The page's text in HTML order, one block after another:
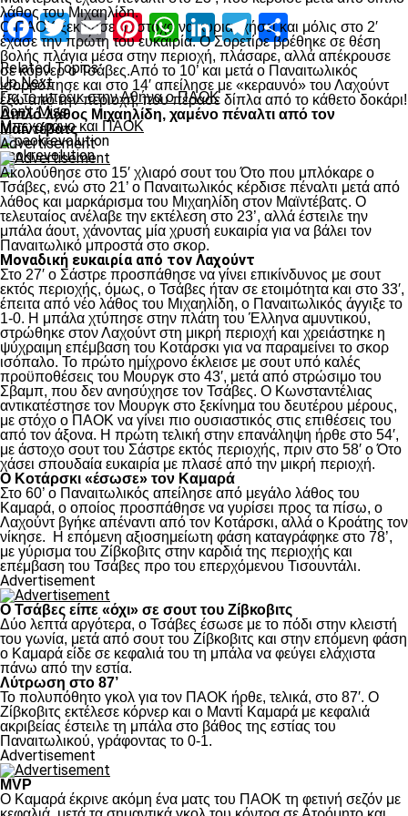
Facebook
Twitter
EmailPinterest
WhatsApp
LinkedIn
Telegram
Related Topics:
Up Next
Για το μπρέικ στην Αθήνα ο ΠΑΟΚ
Don't Miss
Μπεχαράνο και ΠΑΟΚ
paokrevolution
λάθος του Μιχαηλίδη.
Ο ΠΑΟΚ ξεκίνησε με στόχο να κυριαρχήσει και μόλις στο 2′
έχασε την πρώτη του ευκαιρία. Ο Σορετίρε βρέθηκε σε θέση
βολής πλάγια μέσα στην περιοχή, πλάσαρε, αλλά απέκρουσε
σε κόρνερ ο Τσάβες.Από το 10’ και μετά ο Παναιτωλικός
ισορρόπησε και στο 14′ απείλησε με «κεραυνό» του Λαχούντ
έξω από την περιοχή, που πέρασε δίπλα από το κάθετο δοκάρι!
Διπλό λάθος Μιχαηλίδη, χαμένο πέναλτι από τον
Μαϊντέβατς
Advertisement
Ακολούθησε στο 15′ χλιαρό σουτ του Ότο που μπλόκαρε ο
Τσάβες, ενώ στο 21’ ο Παναιτωλικός κέρδισε πέναλτι μετά από
λάθος και μαρκάρισμα του Μιχαηλίδη στον Μαϊντέβατς. Ο
τελευταίος ανέλαβε την εκτέλεση στο 23’, αλλά έστειλε την
μπάλα άουτ, χάνοντας μία χρυσή ευκαιρία για να βάλει τον
Παναιτωλικό μπροστά στο σκορ.
Μοναδική ευκαιρία από τον Λαχούντ
Στο 27′ ο Σάστρε προσπάθησε να γίνει επικίνδυνος με σουτ
εκτός περιοχής, όμως, ο Τσάβες ήταν σε ετοιμότητα και στο 33′,
έπειτα από νέο λάθος του Μιχαηλίδη, ο Παναιτωλικός άγγιξε το
1-0. Η μπάλα χτύπησε στην πλάτη του Έλληνα αμυντικού,
στρώθηκε στον Λαχούντ στη μικρή περιοχή και χρειάστηκε η
ψύχραιμη επέμβαση του Κοτάρσκι για να παραμείνει το σκορ
ισόπαλο. Το πρώτο ημίχρονο έκλεισε με σουτ υπό καλές
προϋποθέσεις του Μουργκ στο 43′, μετά από στρώσιμο του
Σβαμπ, που δεν ανησύχησε τον Τσάβες. Ο Κωνσταντέλιας
αντικατέστησε τον Μουργκ στο ξεκίνημα του δευτέρου μέρους,
με στόχο ο ΠΑΟΚ να γίνει πιο ουσιαστικός στις επιθέσεις του
από τον άξονα. Η πρώτη τελική στην επανάληψη ήρθε στο 54′,
με άστοχο σουτ του Σάστρε εκτός περιοχής, πριν στο 58′ ο Ότο
χάσει σπουδαία ευκαιρία με πλασέ από την μικρή περιοχή.
Ο Κοτάρσκι «έσωσε» τον Καμαρά
Στο 60’ ο Παναιτωλικός απείλησε από μεγάλο λάθος του
Καμαρά, ο οποίος προσπάθησε να γυρίσει προς τα πίσω, ο
Λαχούντ βγήκε απέναντι από τον Κοτάρσκι, αλλά ο Κροάτης τον
νίκησε. Η επόμενη αξιοσημείωτη φάση καταγράφηκε στο 78’,
με γύρισμα του Ζίβκοβιτς στην καρδιά της περιοχής και
επέμβαση του Τσάβες προ του επερχόμενου Τισουντάλι.
Advertisement
Ο Τσάβες είπε «όχι» σε σουτ του Ζίβκοβιτς
Δύο λεπτά αργότερα, ο Τσάβες έσωσε με το πόδι στην κλειστή
του γωνία, μετά από σουτ του Ζίβκοβιτς και στην επόμενη φάση
ο Καμαρά είδε σε κεφαλιά του τη μπάλα να φεύγει ελάχιστα
πάνω από την εστία.
Λύτρωση στο 87’
Το πολυπόθητο γκολ για τον ΠΑΟΚ ήρθε, τελικά, στο 87′. Ο
Ζίβκοβιτς εκτέλεσε κόρνερ και ο Μαντί Καμαρά με κεφαλιά
ακριβείας έστειλε τη μπάλα στο βάθος της εστίας του
Παναιτωλικού, γράφοντας το 0-1.
Advertisement
MVP
Ο Καμαρά έκρινε ακόμη ένα ματς του ΠΑΟΚ τη φετινή σεζόν με